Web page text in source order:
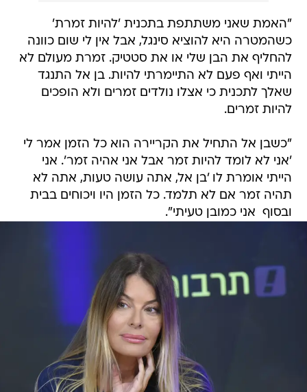
"האמת שאני משתתפת בתכנית 'להיות זמרת'
כשהמטרה היא להוציא סינגל, אבל אין לי שום כוונה
להחליף את הבן שלי או את סטטיק. זמרת מעולם לא
הייתי ואף פעם לא התיימרתי להיות. בן אל התנגד
שאלך לתכנית כי אצלו נולדים זמרים ולא הופכים
להיות זמרים.
"כשבן אל התחיל את הקריירה הוא כל הזמן אמר לי
'אני לא לומד להיות זמר אבל אני אהיה זמר'. אני
הייתי אומרת לו 'בן אל, אתה עושה טעות, אתה לא
תהיה זמר אם לא תלמד. כל הזמן היו ויכוחים בבית
ובסוף  אני כמובן טעיתי".